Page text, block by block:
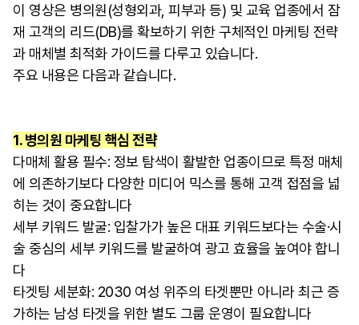
이 영상은 병의원(성형외과, 피부과 등) 및 교육 업종에서 잠
재 고객의 리드(DB)를 확보하기 위한 구체적인 마케팅 전략
과 매체별 최적화 가이드를 다루고 있습니다.
주요 내용은 다음과 같습니다.
1. 병의원 마케팅 핵심 전략
다매체 활용 필수: 정보 탐색이 활발한 업종이므로 특정 매체
에 의존하기보다 다양한 미디어 믹스를 통해 고객 접점을 넓
히는 것이 중요합니다
세부 키워드 발굴: 입찰가가 높은 대표 키워드보다는 수술·시
술 중심의 세부 키워드를 발굴하여 광고 효율을 높여야 합니
다
타겟팅 세분화: 2030 여성 위주의 타겟뿐만 아니라 최근 증
가하는 남성 타겟을 위한 별도 그룹 운영이 필요합니다